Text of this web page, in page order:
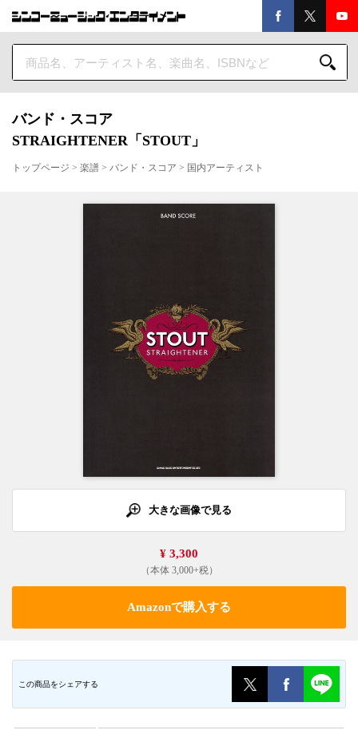
バンド・スコア
STRAIGHTENER「STOUT」
トップページ > 楽譜 > バンド・スコア > 国内アーティスト
大きな画像で見る
¥ 3,300
（本体 3,000+税）
Amazonで購入する
この商品をシェアする